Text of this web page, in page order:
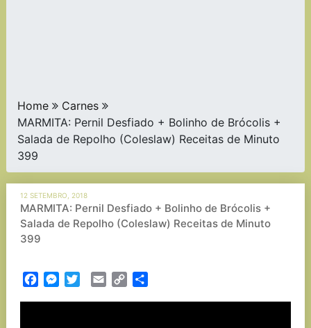
Home
Carnes
MARMITA: Pernil Desfiado + Bolinho de Brócolis +
Salada de Repolho (Coleslaw) Receitas de Minuto
399
12 SETEMBRO, 2018
MARMITA: Pernil Desfiado + Bolinho de Brócolis +
Salada de Repolho (Coleslaw) Receitas de Minuto
399
FacebookMessenger
TwitterEmail Copy